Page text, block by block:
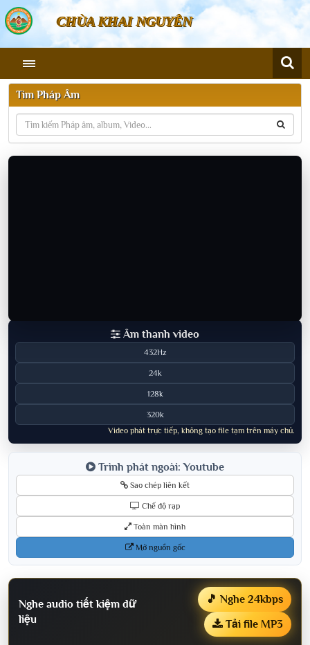
CHÙA KHAI NGUYÊN
Tìm Pháp Âm
Âm thanh video
432Hz
24k
128k
320k
Video phát trực tiếp, không tạo file tạm trên máy chủ.
Trình phát ngoài: Youtube
Sao chép liên kết
Chế độ rạp
Toàn màn hình
Mở nguồn gốc
Nghe audio tiết kiệm dữ
liệu
🎵 Nghe 24kbps
Tải file MP3